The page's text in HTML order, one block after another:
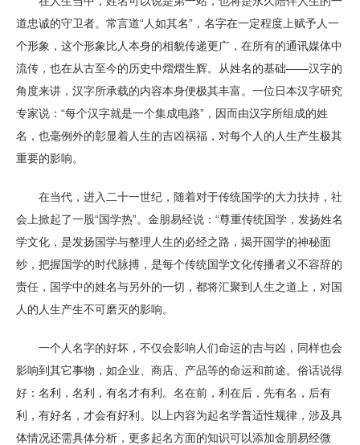
道忠诚的守卫者。常言道“人如其名”，名字在一定程度上赋予人一
个形象，这个形象比人本身的相貌传递更广，在所有的通讯媒体中
流传，也在从古至今的历史中熠熠生辉。从姓名的基础——汉字的
角度来讲，汉字所承载的内容本身便极其丰富。一位日本汉字研究
专家说：“每个汉字就是一个集成电路”，因而由汉字所组成的姓
名，也毫例外的彰显着人生的吉凶祸福，对每个人的人生产生极其
重要的影响。
在当代，进入二十一世纪，随着对于传统国学的大力扶持，社
会上掀起了一股“国学热”。金朋易经说：“尊重传统国学，发扬姓名
学文化，是发扬国学与整理人生的必经之路，揭开国学的神秘面
纱，把握国学的时代脉搏，是每个传统国学文化传播者义不容辞的
责任，国学中的姓名与另外的一切，都将汇聚到人生之道上，对国
人的人生产生不可磨灭的影响。
一个人名字的好坏，不仅会影响人们命运的吉与凶，同样也会
影响到其它事物，如企业、商店、产品等的命运和前途。俗话说得
好：名利，名利，有名才有利。名在前，利在后，先有名，后有
利，有好名，才会有好利。以上内容为起名学普适性规律，涉及具
体情况还需具体分析，更多起名方面的知识可以添加金朋易经微